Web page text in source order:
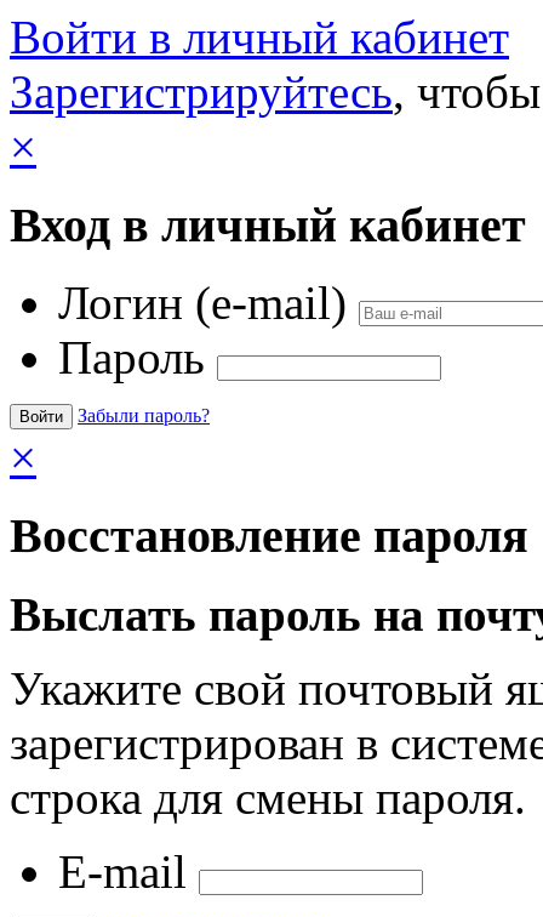
Войти в личный кабинет
Зарегистрируйтесь,
×
Вход в личный кабинет
Логин (e-mail)
Пароль
Забыли пароль?
×
Восстановление пароля
Выслать пароль на
Укажите свой почтовый
зарегистрирован в
строка для смены пароля.
E-mail